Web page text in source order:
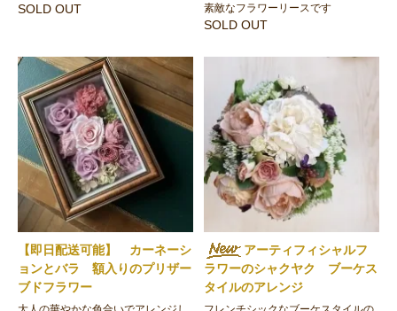
SOLD OUT
素敵なフラワーリースです
SOLD OUT
【即日配送可能】 カーネーシ
ョンとバラ 額入りのプリザー
ブドフラワー
アーティフィシャルフ
ラワーのシャクヤク ブーケス
タイルのアレンジ